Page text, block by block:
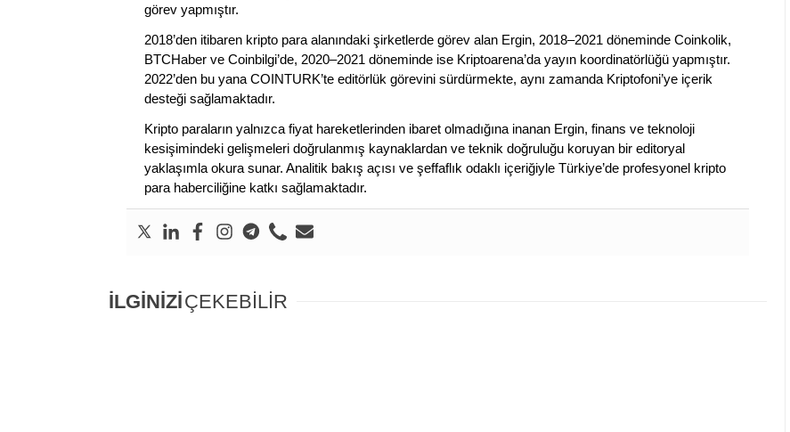
görev yapmıştır.
2018’den itibaren kripto para alanındaki şirketlerde görev alan Ergin, 2018–2021 döneminde Coinkolik,
BTCHaber ve Coinbilgi’de, 2020–2021 döneminde ise Kriptoarena’da yayın koordinatörlüğü yapmıştır.
2022’den bu yana COINTURK’te editörlük görevini sürdürmekte, aynı zamanda Kriptofoni’ye içerik
desteği sağlamaktadır.
Kripto paraların yalnızca fiyat hareketlerinden ibaret olmadığına inanan Ergin, finans ve teknoloji
kesişimindeki gelişmeleri doğrulanmış kaynaklardan ve teknik doğruluğu koruyan bir editoryal
yaklaşımla okura sunar. Analitik bakış açısı ve şeffaflık odaklı içeriğiyle Türkiye’de profesyonel kripto
para haberciliğine katkı sağlamaktadır.
İLGİNİZİÇEKEBİLİR